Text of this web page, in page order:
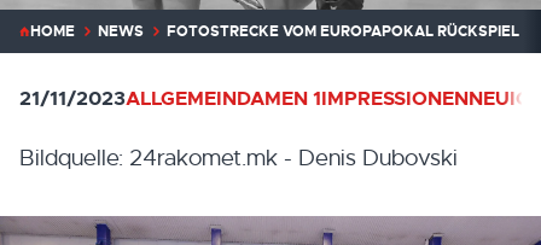
HOME NEWS FOTOSTRECKE VOM EUROPAPOKAL RÜCKSPIEL
21/11/2023ALLGEMEINDAMEN 1IMPRESSIONEN
Bildquelle: 24rakomet.mk - Denis Dubovski